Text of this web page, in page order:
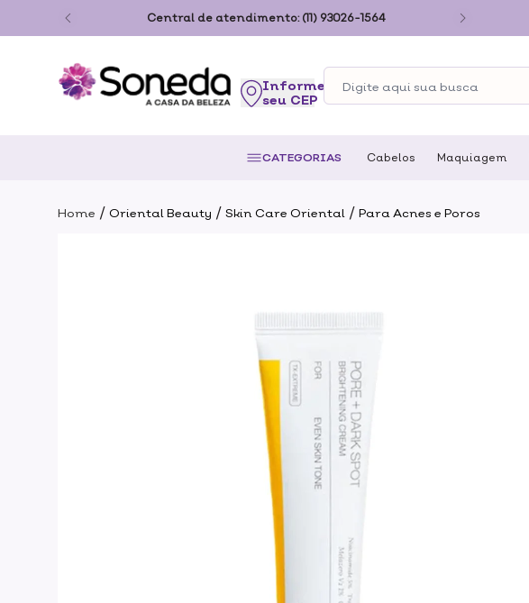
Central de atendimento: (11) 93026-1564
seu CEP
CATEGORIAS Cabelos Maquiagem
Home / Oriental Beauty / Skin Care Oriental / Para Acnes e Poros